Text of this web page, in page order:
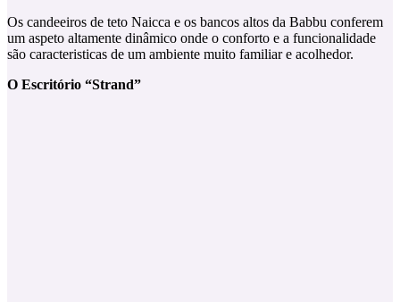
Os candeeiros de teto Naicca e os bancos altos da Babbu conferem
um aspeto altamente dinâmico onde o conforto e a funcionalidade
são caracteristicas de um ambiente muito familiar e acolhedor.
O Escritório “Strand”